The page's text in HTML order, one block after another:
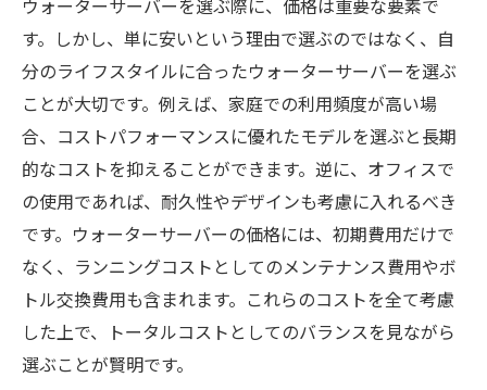
ウォーターサーバーを選ぶ際に、価格は重要な要素で
す。しかし、単に安いという理由で選ぶのではなく、自
分のライフスタイルに合ったウォーターサーバーを選ぶ
ことが大切です。例えば、家庭での利用頻度が高い場
合、コストパフォーマンスに優れたモデルを選ぶと長期
的なコストを抑えることができます。逆に、オフィスで
の使用であれば、耐久性やデザインも考慮に入れるべき
です。ウォーターサーバーの価格には、初期費用だけで
なく、ランニングコストとしてのメンテナンス費用やボ
トル交換費用も含まれます。これらのコストを全て考慮
した上で、トータルコストとしてのバランスを見ながら
選ぶことが賢明です。